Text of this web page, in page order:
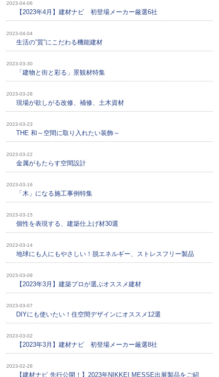
2023-04-06
【2023年4月】建材ナビ 初登場メーカー厳選6社
2023-04-04
生活の”質”にこだわる機能建材
2023-03-30
「建物と街と彩る」景観材特集
2023-03-28
現場が欲しがる改修、補修、土木資材
2023-03-23
THE 和～空間に取り入れたい装飾～
2023-03-22
金属がもたらす空間設計
2023-03-16
「木」になる施工事例特集
2023-03-15
個性を表現する、建築仕上げ材30選
2023-03-14
地球にも人にもやさしい！脱エネルギー、ストレスフリー製品
2023-03-09
【2023年3月】建築プロが選ぶオススメ建材
2023-03-07
DIYにも使いたい！住空間デザインにオススメ12選
2023-03-02
【2023年3月】建材ナビ 初登場メーカー厳選8社
2023-02-28
【建材ナビ 先行公開！】2023年NIKKEI MESSE出展製品をご紹